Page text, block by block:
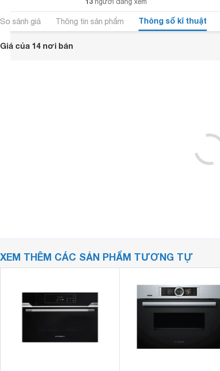
So sánh giá Thông tin sản phẩm Thông số kĩ thuật
Giá của 14 nơi bán
XEM THÊM CÁC SẢN PHẨM TƯƠNG TỰ